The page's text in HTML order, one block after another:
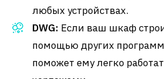
любых устройствах.
DWG: Если ваш шкаф
помощью других
поможет ему легко